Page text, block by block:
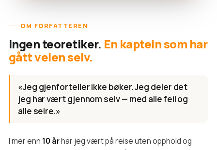
OM FORFATTEREN
Ingen teoretiker. En kaptein som har
gått veien selv.
«Jeg gjenforteller ikke bøker. Jeg deler det
jeg har vært gjennom selv — med alle feil og
alle seire.»
I mer enn 10 århar jeg vært på reise uten opphold og